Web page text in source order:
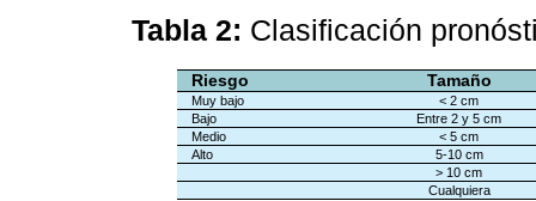
Tabla 2: Clasificación
Riesgo Tamaño
Muy bajo
< 2 cm
Bajo
Entre 2 y 5 cm
Medio
< 5 cm
Alto
5-10 cm
> 10 cm
Cualquiera